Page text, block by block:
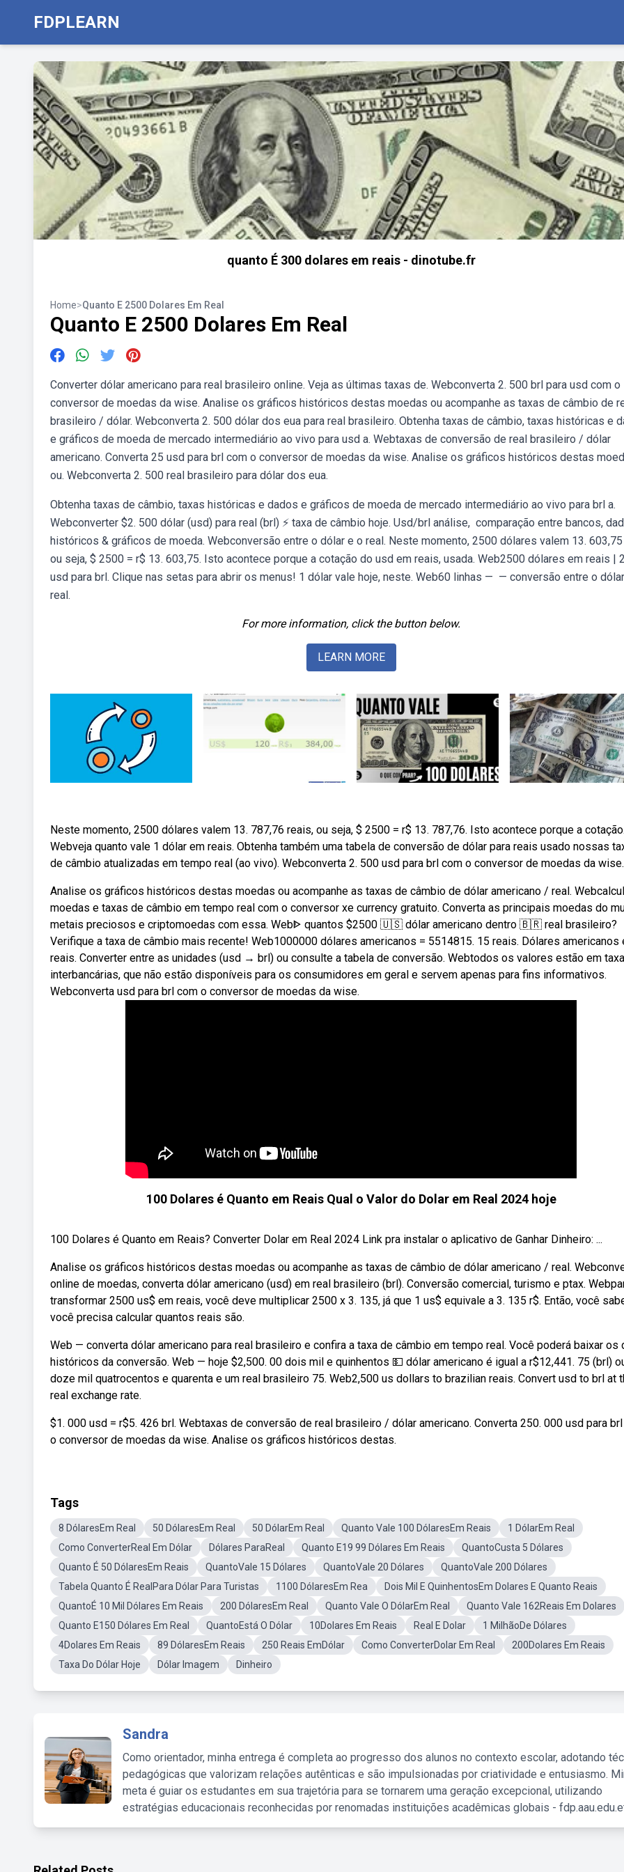
FDPLEARN
quanto É 300 dolares em reais - dinotube.fr
Home>Quanto E 2500 Dolares Em Real
Quanto E 2500 Dolares Em Real
Converter dólar americano para real brasileiro online. Veja as últimas taxas de. Webconverta 2. 500 brl para usd com o
conversor de moedas da wise. Analise os gráficos históricos destas moedas ou acompanhe as taxas de câmbio de
brasileiro / dólar. Webconverta 2. 500 dólar dos eua para real brasileiro. Obtenha taxas de câmbio, taxas históricas e
e gráficos de moeda de mercado intermediário ao vivo para usd a. Webtaxas de conversão de real brasileiro / dólar
americano. Converta 25 usd para brl com o conversor de moedas da wise. Analise os gráficos históricos destas
ou. Webconverta 2. 500 real brasileiro para dólar dos eua.
Obtenha taxas de câmbio, taxas históricas e dados e gráficos de moeda de mercado intermediário ao vivo para brl a.
Webconverter $2. 500 dólar (usd) para real (brl) ⚡ taxa de câmbio hoje. Usd/brl análise, ️ comparação entre bancos,
históricos & gráficos de moeda. Webconversão entre o dólar e o real. Neste momento, 2500 dólares valem 13.
ou seja, $ 2500 = r$ 13. 603,75. Isto acontece porque a cotação do usd em reais, usada. Web2500 dólares em reais |
usd para brl. Clique nas setas para abrir os menus! 1 dólar vale hoje, neste. Web60 linhas — — conversão entre o
real.
For more information, click the button below.
LEARN MORE
Neste momento, 2500 dólares valem 13. 787,76 reais, ou seja, $ 2500 = r$ 13. 787,76. Isto acontece porque a cotação.
Webveja quanto vale 1 dólar em reais. Obtenha também uma tabela de conversão de dólar para reais usado nossas
de câmbio atualizadas em tempo real (ao vivo). Webconverta 2. 500 usd para brl com o conversor de moedas da wise.
Analise os gráficos históricos destas moedas ou acompanhe as taxas de câmbio de dólar americano / real.
moedas e taxas de câmbio em tempo real com o conversor xe currency gratuito. Converta as principais moedas do
metais preciosos e criptomoedas com essa. Webᐈ quantos $2500 🇺🇸 dólar americano dentro 🇧🇷 real brasileiro?
Verifique a taxa de câmbio mais recente! Web1000000 dólares americanos = 5514815. 15 reais. Dólares americanos
reais. Converter entre as unidades (usd → brl) ou consulte a tabela de conversão. Webtodos os valores estão em
interbancárias, que não estão disponíveis para os consumidores em geral e servem apenas para fins informativos.
Webconverta usd para brl com o conversor de moedas da wise.
100 Dolares é Quanto em Reais Qual o Valor do Dolar em Real 2024 hoje
100 Dolares é Quanto em Reais? Converter Dolar em Real 2024 Link pra instalar o aplicativo de Ganhar Dinheiro: ...
Analise os gráficos históricos destas moedas ou acompanhe as taxas de câmbio de dólar americano / real.
online de moedas, converta dólar americano (usd) em real brasileiro (brl). Conversão comercial, turismo e ptax.
transformar 2500 us$ em reais, você deve multiplicar 2500 x 3. 135, já que 1 us$ equivale a 3. 135 r$. Então, você
você precisa calcular quantos reais são.
Web — converta dólar americano para real brasileiro e confira a taxa de câmbio em tempo real. Você poderá baixar os
históricos da conversão. Web — hoje $2,500. 00 dois mil e quinhentos 💵 dólar americano é igual a r$12,441. 75 (brl)
doze mil quatrocentos e quarenta e um real brasileiro 75. Web2,500 us dollars to brazilian reais. Convert usd to brl at
real exchange rate.
$1. 000 usd = r$5. 426 brl. Webtaxas de conversão de real brasileiro / dólar americano. Converta 250. 000 usd para
o conversor de moedas da wise. Analise os gráficos históricos destas.
Tags
8 DólaresEm Real 50 DólaresEm Real 50 DólarEm Real Quanto Vale 100 DólaresEm Reais
1 DólarEm Real
Como ConverterReal Em Dólar
Dólares ParaReal Quanto E19 99 Dólares Em Reais
QuantoCusta 5 Dólares
Quanto É 50 DólaresEm Reais
QuantoVale 15 Dólares QuantoVale 20 Dólares
QuantoVale 200 Dólares
Tabela Quanto É RealPara Dólar Para Turistas
1100 DólaresEm Rea
Dois Mil E QuinhentosEm Dolares E Quanto Reais
QuantoÉ 10 Mil Dólares Em Reais
200 DólaresEm Real Quanto Vale O DólarEm Real
Quanto Vale 162Reais Em Dolares
Quanto E150 Dólares Em Real
QuantoEstá O Dólar 10Dolares Em Reais Real E Dolar
1 MilhãoDe Dólares
4Dolares Em Reais
89 DólaresEm Reais 250 Reais EmDólar Como ConverterDolar Em Real
200Dolares Em Reais
Taxa Do Dólar Hoje
Dólar Imagem Dinheiro
Sandra
Como orientador, minha entrega é completa ao progresso dos alunos no contexto escolar, adotando
pedagógicas que valorizam relações autênticas e são impulsionadas por criatividade e entusiasmo.
meta é guiar os estudantes em sua trajetória para se tornarem uma geração excepcional, utilizando
estratégias educacionais reconhecidas por renomadas instituições acadêmicas globais -